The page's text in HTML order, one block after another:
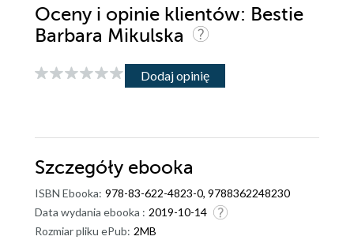
Oceny i opinie klientów: Bestie
Barbara Mikulska
Dodaj opinię
Szczegóły ebooka
ISBN Ebooka: 978-83-622-4823-0, 9788362248230
Data wydania ebooka : 2019-10-14
Rozmiar pliku ePub: 2MB